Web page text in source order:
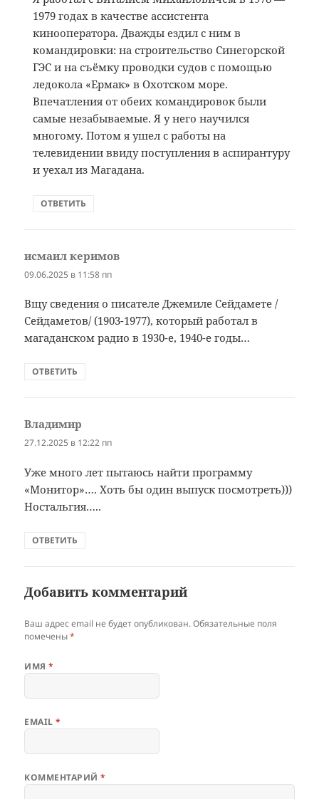
1979 годах в качестве ассистента
кинооператора. Дважды ездил с ним в
командировки: на строительство Синегорской
ГЭС и на съёмку проводки судов с помощью
ледокола «Ермак» в Охотском море.
Впечатления от обеих командировок были
самые незабываемые. Я у него научился
многому. Потом я ушел с работы на
телевидении ввиду поступления в аспирантуру
и уехал из Магадана.
ОТВЕТИТЬ
исмаил керимов
09.06.2025 в 11:58 пп
Bщу сведения о писателе Джемиле Сейдамете /
Сейдаметов/ (1903-1977), который работал в
магаданском радио в 1930-е, 1940-е годы…
ОТВЕТИТЬ
Владимир
27.12.2025 в 12:22 пп
Уже много лет пытаюсь найти программу
«Монитор»…. Хоть бы один выпуск посмотреть)))
Ностальгия…..
ОТВЕТИТЬ
Добавить комментарий
Ваш адрес email не будет опубликован. Обязательные поля
помечены*
ИМЯ*
EMAIL*
КОММЕНТАРИЙ*